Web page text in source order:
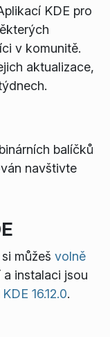
KDE pro
v komunitě.
aktualizace,
balíčků
navštivte
můžeš volně
instalaci jsou
16.12.0.